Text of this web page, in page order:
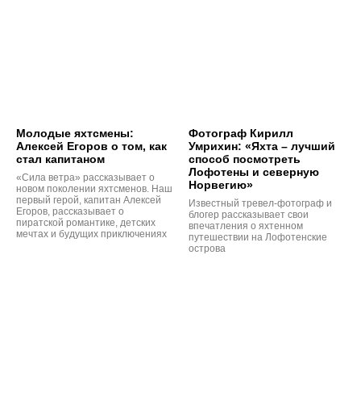
Молодые яхтсмены:
Алексей Егоров о том, как
стал капитаном
«Сила ветра» рассказывает о
новом поколении яхтсменов. Наш
первый герой, капитан Алексей
Егоров, рассказывает о
пиратской романтике, детских
мечтах и будущих приключениях
Фотограф Кирилл
Умрихин: «Яхта – лучший
способ посмотреть
Лофотены и северную
Норвегию»
Известный тревел-фотограф и
блогер рассказывает свои
впечатления о яхтенном
путешествии на Лофотенские
острова